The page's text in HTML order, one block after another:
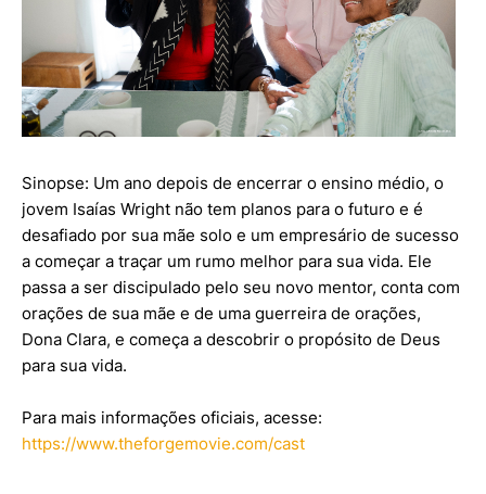
Sinopse: Um ano depois de encerrar o ensino médio, o
jovem Isaías Wright não tem planos para o futuro e é
desafiado por sua mãe solo e um empresário de sucesso
a começar a traçar um rumo melhor para sua vida. Ele
passa a ser discipulado pelo seu novo mentor, conta com
orações de sua mãe e de uma guerreira de orações,
Dona Clara, e começa a descobrir o propósito de Deus
para sua vida.
Para mais informações oficiais, acesse:
https://www.theforgemovie.com/cast